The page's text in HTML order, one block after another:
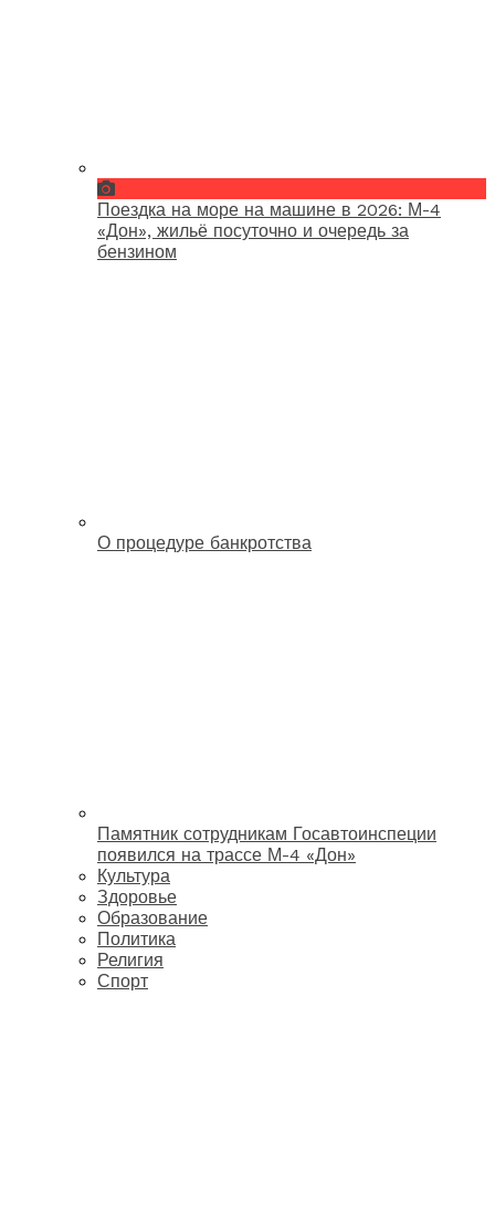
Поездка на море на машине в 2026: М-4
«Дон», жильё посуточно и очередь за
бензином
О процедуре банкротства
Памятник сотрудникам Госавтоинспеции
появился на трассе М-4 «Дон»
Культура
Здоровье
Образование
Политика
Религия
Спорт